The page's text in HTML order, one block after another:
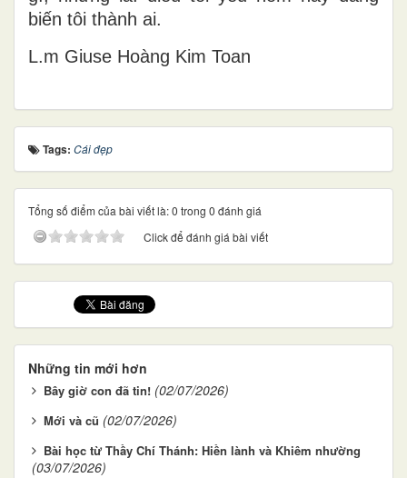
biến tôi thành ai.
L.m Giuse Hoàng Kim Toan
Tags: Cái đẹp
Tổng số điểm của bài viết là: 0 trong 0 đánh giá
Click để đánh giá bài viết
Những tin mới hơn
Bây giờ con đã tin! (02/07/2026)
Mới và cũ (02/07/2026)
Bài học từ Thầy Chí Thánh: Hiền lành và Khiêm nhường
(03/07/2026)